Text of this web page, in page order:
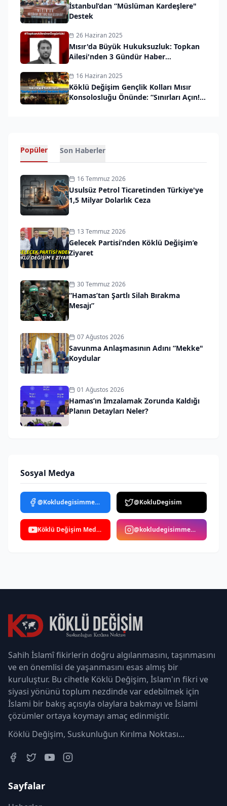
İstanbul’dan “Müslüman Kardeşlere"
Destek
26 Haziran 2025
Mısır'da Büyük Hukuksuzluk: Topkan
Ailesi'nden 3 Gündür Haber
16 Haziran 2025
Köklü Değişim Gençlik Kolları Mısır
Konsolosluğu Önünde: “Sınırları Açın!
Popüler Son Haberler
16 Temmuz 2026
Usulsüz Petrol Ticaretinden Türkiye'ye
1,5 Milyar Dolarlık Ceza
13 Temmuz 2026
Gelecek Partisi’nden Köklü Değişim’e
Ziyaret
30 Temmuz 2026
“Hamas’tan Şartlı Silah Bırakma
Mesajı”
07 Ağustos 2026
Savunma Anlaşmasının Adını “Mekke"
Koydular
01 Ağustos 2026
Hamas’ın İmzalamak Zorunda Kaldığı
Planın Detayları Neler?
Sosyal Medya
@Kokludegisimmedya @KokluDegisim
Köklü Değişim Medya @kokludegisimmedya
Sahih İslamî fikirlerin doğru algılanmasını, taşınmasını
ve en önemlisi de yaşanmasını esas almış bir
kuruluştur. Bu cihetle Köklü Değişim, İslam'ın fikri ve
siyasi yönünü toplum nezdinde var edebilmek için
İslami bir bakış açısıyla olaylara bakmayı ve İslami
çözümler ortaya koymayı amaç edinmiştir.
Köklü Değişim, Suskunluğun Kırılma Noktası...
Sayfalar